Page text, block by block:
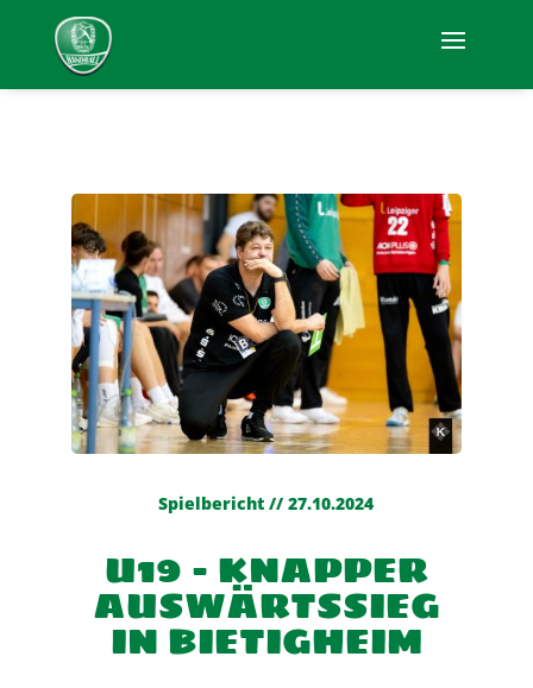
Spielbericht // 27.10.2024
U19 – KNAPPER
AUSWÄRTSSIEG
IN BIETIGHEIM